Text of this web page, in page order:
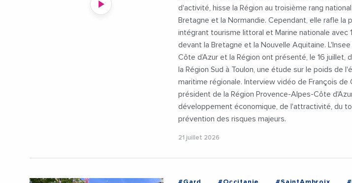
d'activité, hisse la Région au troisième rang
Bretagne et la Normandie. Cependant, elle rafle la
intégrant tourisme littoral et Marine nationale avec
devant la Bretagne et la Nouvelle Aquitaine.
Côte d’Azur et la Région ont présenté, le 16 juillet,
la Région Sud à Toulon, une étude sur le poids de
maritime régionale. Interview vidéo de François de
président de la Région Provence-Alpes-Côte
développement économique, de l'attractivité, du
prévention des risques majeurs.
21 juillet 2026